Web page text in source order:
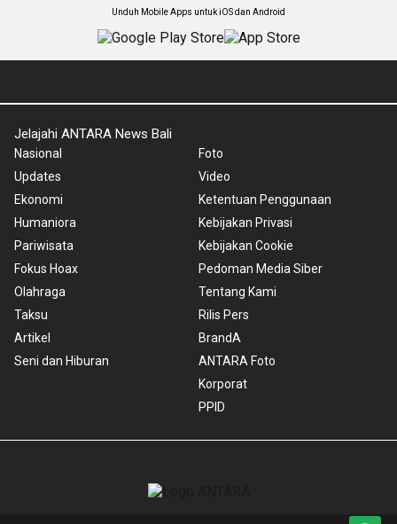
Unduh Mobile Apps untuk iOS dan Android
Jelajahi ANTARA News Bali
Nasional
Updates
Ekonomi
Humaniora
Pariwisata
Fokus Hoax
Olahraga
Taksu
Artikel
Seni dan Hiburan
Foto
Video
Ketentuan Penggunaan
Kebijakan Privasi
Kebijakan Cookie
Pedoman Media Siber
Tentang Kami
Rilis Pers
BrandA
ANTARA Foto
Korporat
PPID